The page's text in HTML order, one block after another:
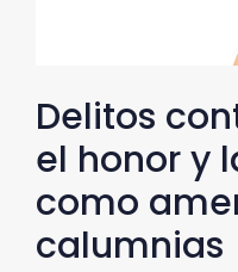
Delitos
el honor y
como
calumnias